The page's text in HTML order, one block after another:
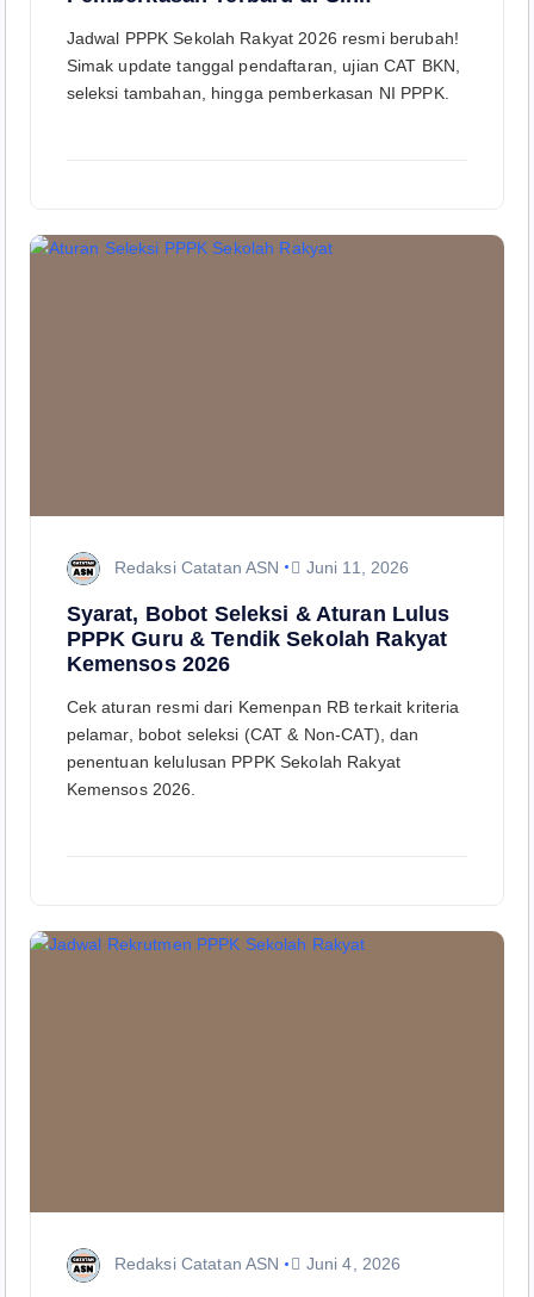
Jadwal PPPK Sekolah Rakyat 2026 resmi berubah!
Simak update tanggal pendaftaran, ujian CAT BKN,
seleksi tambahan, hingga pemberkasan NI PPPK.
Redaksi Catatan ASN Juni 11, 2026
Syarat, Bobot Seleksi & Aturan Lulus
PPPK Guru & Tendik Sekolah Rakyat
Kemensos 2026
Cek aturan resmi dari Kemenpan RB terkait kriteria
pelamar, bobot seleksi (CAT & Non-CAT), dan
penentuan kelulusan PPPK Sekolah Rakyat
Kemensos 2026.
Redaksi Catatan ASN Juni 4, 2026